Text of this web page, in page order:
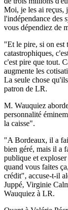
Moi, je les ai reçus,
l'indépendance des
vous dépendiez de
"Et le pire, si on est
catastrophiques,
c'est pire que tout.
augmente les
La seule chose
patron de LR.
M. Wauquiez
personnalité
la caisse".
"A Bordeaux, il a
bien géré, mais il a
publique et
quand vous faites
crédit", accuse-t-il
Juppé, Virginie
Wauquiez à LR.